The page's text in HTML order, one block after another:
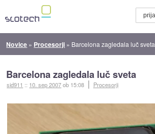
Novice » Procesorji » Barcelona zagledala luč sveta
Barcelona zagledala luč sveta
sid911 :: 10. sep 2007ob 15:08 Procesorji